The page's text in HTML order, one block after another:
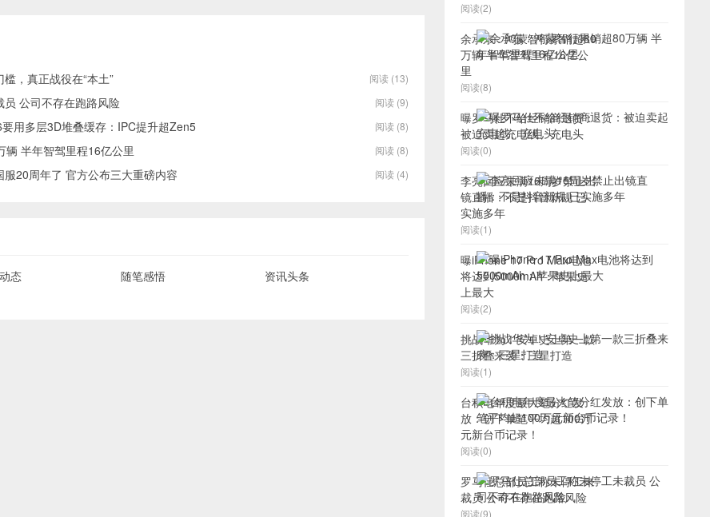
阅读 (13)
，真正战役在“本土”
阅读 (9)
公司不存在跑路风险
阅读 (8)
用多层3D堆叠缓存：IPC提升超Zen5
阅读 (8)
辆 半年智驾里程16亿公里
阅读 (4)
20周年了 官方公布三大重磅内容
态 随笔感悟
资讯头条
阅读(2)
余承东：鸿蒙智行累销超80
万辆 半年智驾里程16亿公
里
阅读(8)
曝罗马仕不给经销商退货：
被迫卖起充电线、充电头
阅读(0)
李亮回应未满16周岁禁止出
镜直播：不是抖音新规 已
实施多年
阅读(1)
曝iPhone 17 Pro Max电池
将达到5000mAh：苹果史
上最大
阅读(2)
挑战华为！安卓史上第一款
三折叠来袭：三星打造
阅读(1)
台积电年度最大笔分红发
放：创下单笔平均超100万
元新台币记录！
阅读(0)
罗马仕总部员工称未停工未
裁员 公司不存在跑路风险
阅读(9)